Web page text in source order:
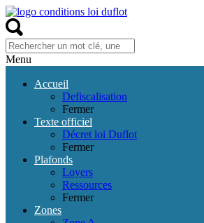
Menu
Accueil
Defiscalisation
Fermer
Texte officiel
Décret loi Duflot
Fermer
Plafonds
Loyers
Ressources
Fermer
Zones